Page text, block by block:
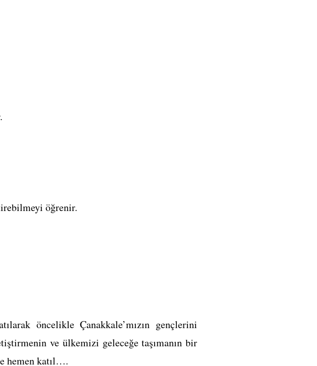
öğrenir.
öncelikle Çanakkale’mızın gençlerini
ve ülkemizi geleceğe taşımanın bir
hemen katıl….